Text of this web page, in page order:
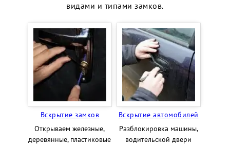
видами и типами замков.
Вскрытие замков
Открываем железные,
деревянные, пластиковые
Вскрытие автомобилей
Разблокировка машины,
водительской двери